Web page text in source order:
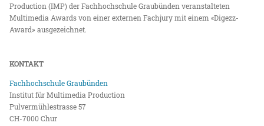
Production (IMP) der Fachhochschule Graubünden veranstalteten
Multimedia Awards von einer externen Fachjury mit einem «Digezz-
Award» ausgezeichnet.
KONTAKT
Fachhochschule Graubünden
Institut für Multimedia Production
Pulvermühlestrasse 57
CH-7000 Chur